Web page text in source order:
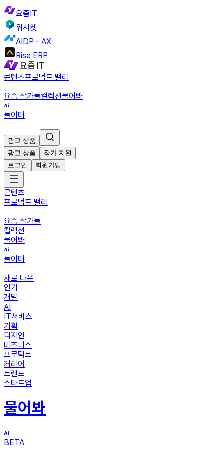
요즘IT
위시켓
AIDP - AX
Rise ERP
콘텐츠프로덕트 밸리
요즘 작가들컬렉션물어봐
놀이터
광고 상품
광고 상품
작가 지원
로그인
회원가입
콘텐츠
프로덕트 밸리
요즘 작가들
컬렉션
물어봐
놀이터
새로 나온
인기
개발
AI
IT서비스
기획
디자인
비즈니스
프로덕트
커리어
트렌드
스타트업
물어봐
BETA